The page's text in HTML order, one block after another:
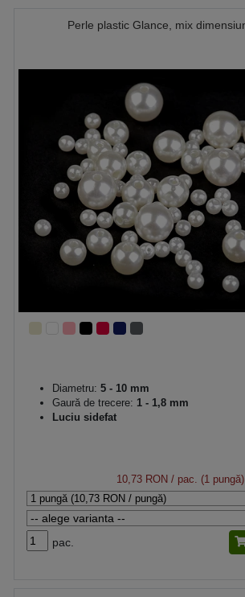
Perle plastic Glance, mix
Diametru: 5 - 10 mm
Gaură de trecere: 1 - 1,8 mm
Luciu sidefat
10,73 RON/ pac. (1 pungă)
pac.